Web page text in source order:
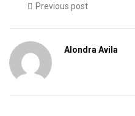
Previous post
Alondra Avila